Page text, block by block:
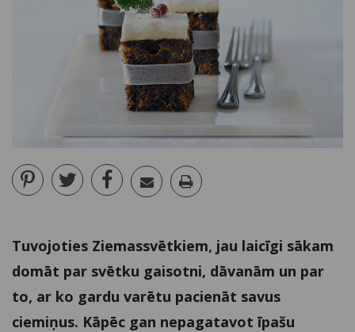
Tuvojoties Ziemassvētkiem, jau laicīgi sākam
domāt par svētku gaisotni, dāvanām un par
to, ar ko gardu varētu pacienāt savus
ciemiņus. Kāpēc gan nepagatavot īpašu